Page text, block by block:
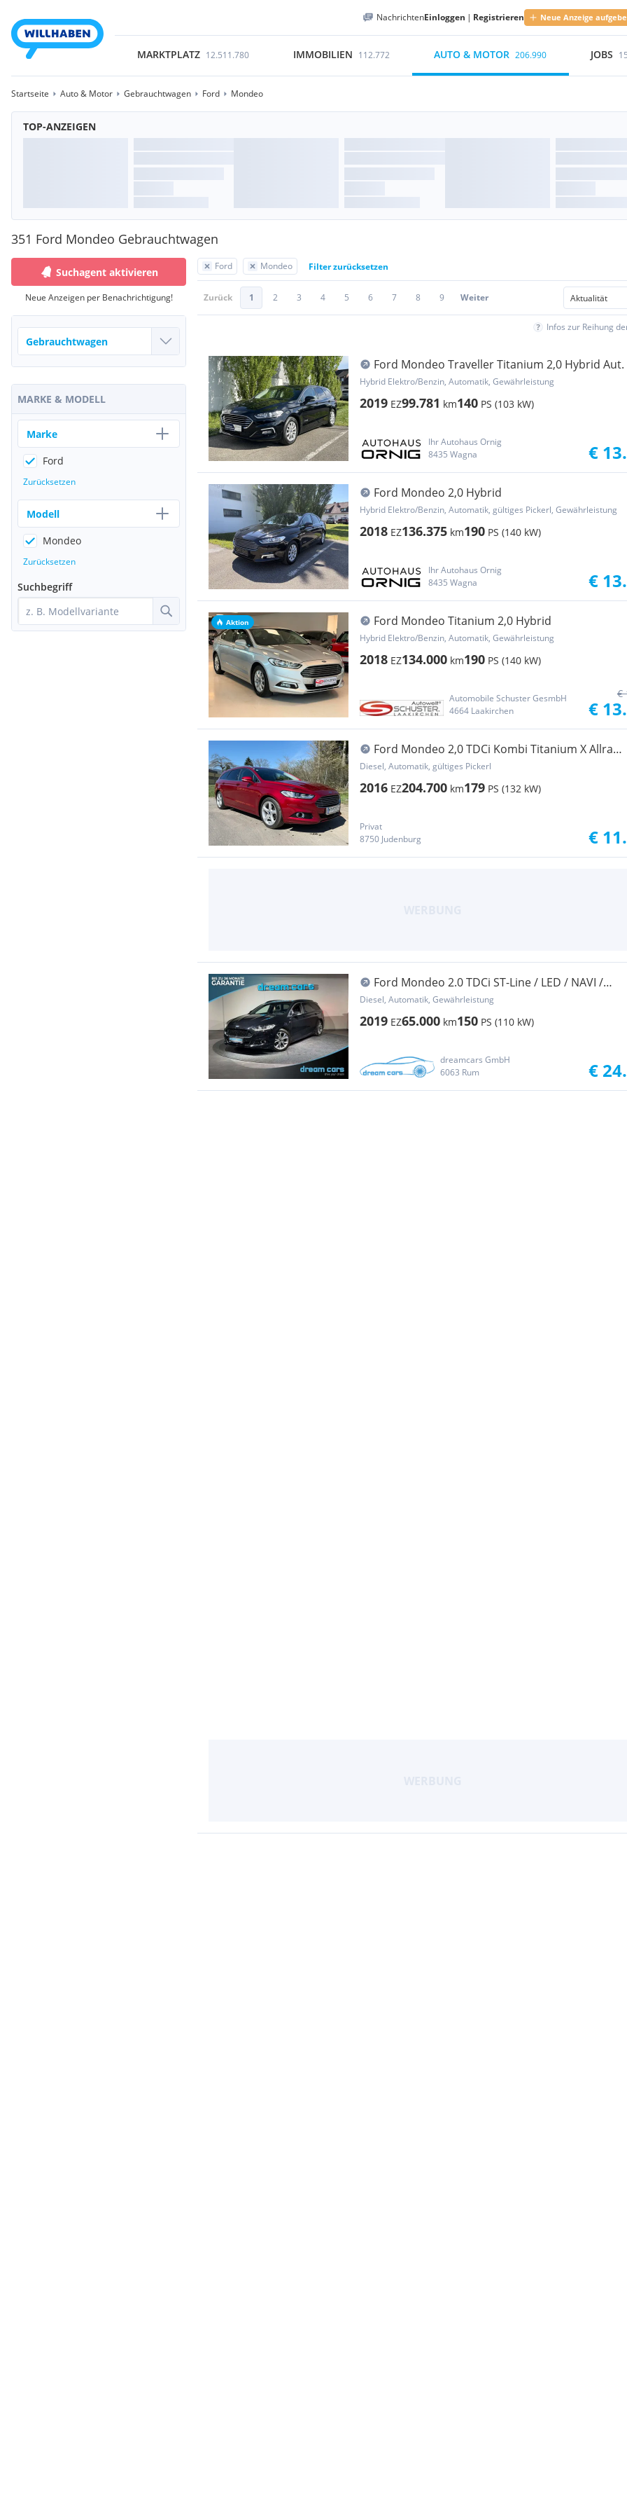
NachrichtenEinloggen | Registrieren Neue Anzeige
MARKTPLATZ 12.511.780 IMMOBILIEN 112.772 AUTO & MOTOR 206.990 JOBS
Startseite Auto & Motor Gebrauchtwagen Ford Mondeo
TOP-ANZEIGEN
351 Ford Mondeo Gebrauchtwagen
Ford Mondeo Filter zurücksetzen
Zurück 1 2 3 4 5 6 7 8 9 Weiter
Infos zur Reihung
Ford Mondeo Traveller Titanium 2,0 Hybrid Aut.
Hybrid Elektro/Benzin, Automatik, Gewährleistung
2019 EZ99.781 km140 PS (103 kW)
Ihr Autohaus Ornig
8435 Wagna
€
Ford Mondeo 2,0 Hybrid
Hybrid Elektro/Benzin, Automatik, gültiges Pickerl, Gewährleistung
2018 EZ136.375 km190 PS (140 kW)
Ihr Autohaus Ornig
8435 Wagna
€
Aktion Ford Mondeo Titanium 2,0 Hybrid
Hybrid Elektro/Benzin, Automatik, Gewährleistung
2018 EZ134.000 km190 PS (140 kW)
Automobile Schuster GesmbH
4664 Laakirchen
€
€
Ford Mondeo 2,0 TDCi Kombi Titanium X Allrad
AT
Diesel, Automatik, gültiges Pickerl
2016 EZ204.700 km179 PS (132 kW)
Privat
8750 Judenburg
€
Ford Mondeo 2.0 TDCi ST-Line / LED / NAVI /
ASISSTEN...
Diesel, Automatik, Gewährleistung
2019 EZ65.000 km150 PS (110 kW)
dreamcars GmbH
6063 Rum
€
Suchagent aktivieren
Neue Anzeigen per Benachrichtigung!
MARKE & MODELL
Marke
Ford
Zurücksetzen
Modell
Mondeo
Zurücksetzen
Suchbegriff